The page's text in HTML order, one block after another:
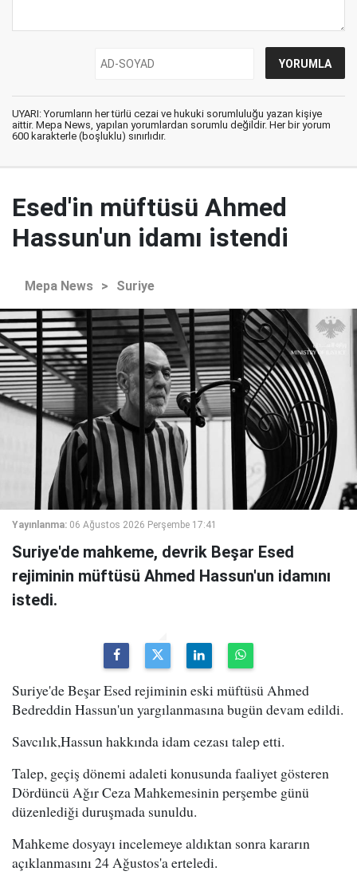
UYARI: Yorumların her türlü cezai ve hukuki sorumluluğu yazan kişiye
aittir. Mepa News, yapılan yorumlardan sorumlu değildir. Her bir yorum
600 karakterle (boşluklu) sınırlıdır.
Esed'in müftüsü Ahmed
Hassun'un idamı istendi
Mepa News > Suriye
Yayınlanma: 06 Ağustos 2026 Perşembe 17:41
Suriye'de mahkeme, devrik Beşar Esed
rejiminin müftüsü Ahmed Hassun'un idamını
istedi.
Suriye'de Beşar Esed rejiminin eski müftüsü Ahmed
Bedreddin Hassun'un yargılanmasına bugün devam edildi.
Savcılık,Hassun hakkında idam cezası talep etti.
Talep, geçiş dönemi adaleti konusunda faaliyet gösteren
Dördüncü Ağır Ceza Mahkemesinin perşembe günü
düzenlediği duruşmada sunuldu.
Mahkeme dosyayı incelemeye aldıktan sonra kararın
açıklanmasını 24 Ağustos'a erteledi.